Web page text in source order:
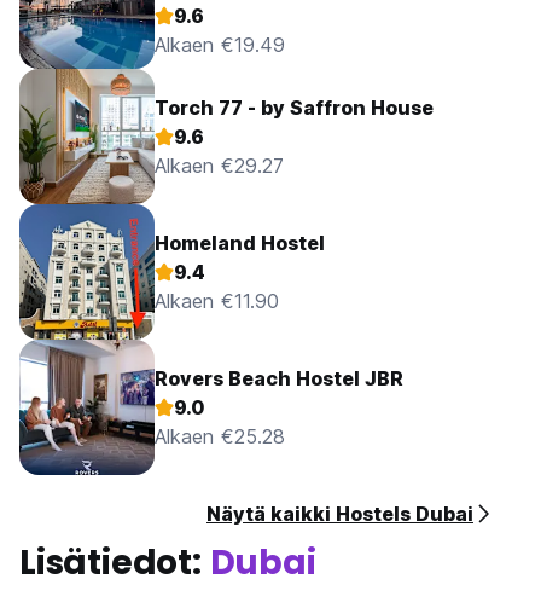
9.6
Alkaen €19.49
Torch 77 - by Saffron House
9.6
Alkaen €29.27
Homeland Hostel
9.4
Alkaen €11.90
Rovers Beach Hostel JBR
9.0
Alkaen €25.28
Näytä kaikki Hostels Dubai
Lisätiedot: Dubai